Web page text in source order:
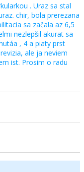
. Uraz sa stal
chir, bola prerezana
sa začala az 6,5
nezlepšil akurat sa
, 4 a piaty prst
ale ja neviem
ist. Prosim o radu